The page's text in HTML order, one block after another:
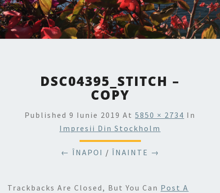
DSC04395_STITCH –
COPY
Published 9 Iunie 2019 At 5850 × 2734 In
Impresii Din Stockholm
← ÎNAPOI / ÎNAINTE →
Trackbacks Are Closed, But You Can Post A